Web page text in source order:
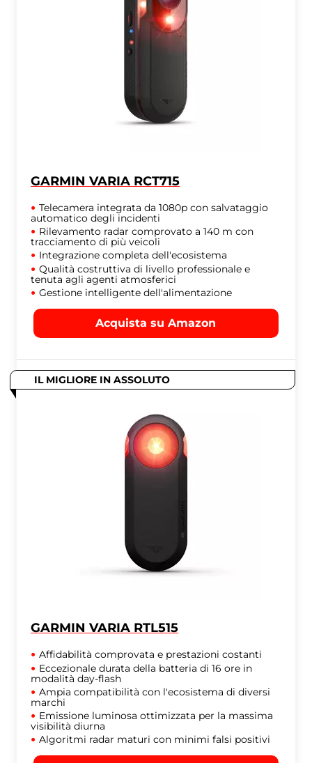
GARMIN VARIA RCT715
Telecamera integrata da 1080p con salvataggio
automatico degli incidenti
Rilevamento radar comprovato a 140 m con
tracciamento di più veicoli
Integrazione completa dell'ecosistema
Qualità costruttiva di livello professionale e
tenuta agli agenti atmosferici
Gestione intelligente dell'alimentazione
Acquista su Amazon
IL MIGLIORE IN ASSOLUTO
GARMIN VARIA RTL515
Affidabilità comprovata e prestazioni costanti
Eccezionale durata della batteria di 16 ore in
modalità day-flash
Ampia compatibilità con l'ecosistema di diversi
marchi
Emissione luminosa ottimizzata per la massima
visibilità diurna
Algoritmi radar maturi con minimi falsi positivi